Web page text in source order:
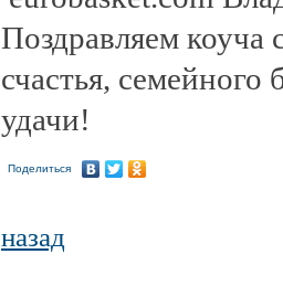
Поздравляем
счастья, семейного
удачи!
Поделиться
назад